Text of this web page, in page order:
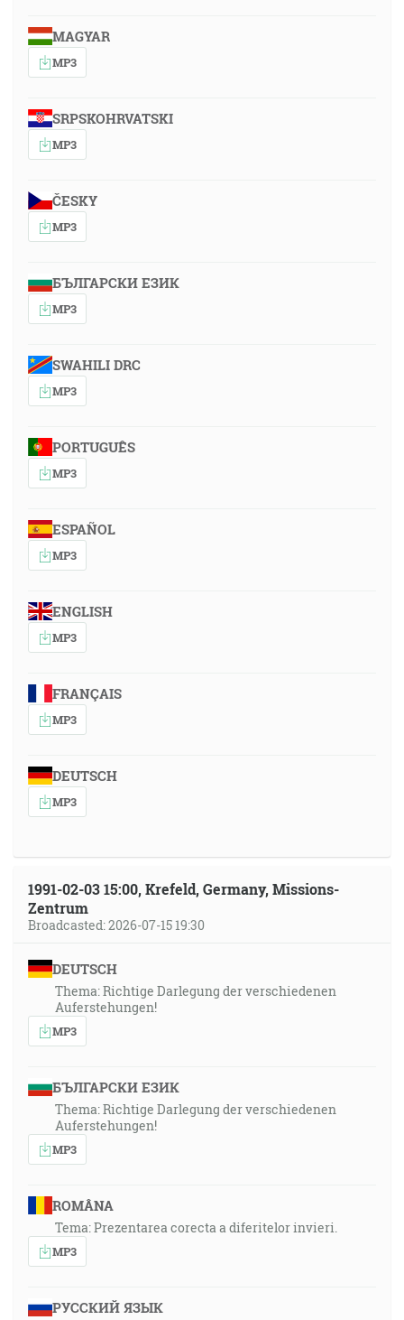
MAGYAR
MP3
SRPSKOHRVATSKI
MP3
ČESKY
MP3
БЪЛГАРСКИ ЕЗИК
MP3
SWAHILI DRC
MP3
PORTUGUÊS
MP3
ESPAÑOL
MP3
ENGLISH
MP3
FRANÇAIS
MP3
DEUTSCH
MP3
1991-02-03 15:00, Krefeld, Germany, Missions-
Zentrum
Broadcasted: 2026-07-15 19:30
DEUTSCH
Thema: Richtige Darlegung der verschiedenen
Auferstehungen!
MP3
БЪЛГАРСКИ ЕЗИК
Thema: Richtige Darlegung der verschiedenen
Auferstehungen!
MP3
ROMÂNA
Tema: Prezentarea corecta a diferitelor invieri.
MP3
РУССКИЙ ЯЗЫК